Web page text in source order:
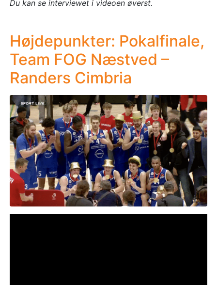
Du kan se interviewet i videoen øverst.
Højdepunkter: Pokalfinale,
Team FOG Næstved –
Randers Cimbria